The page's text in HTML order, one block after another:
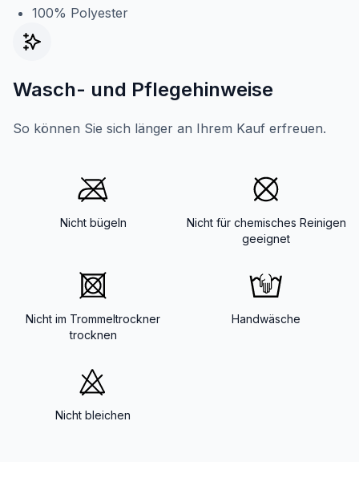
100% Polyester
Wasch- und Pflegehinweise
So können Sie sich länger an Ihrem Kauf erfreuen.
Nicht bügeln
Nicht für chemisches Reinigen
geeignet
Nicht im Trommeltrockner
trocknen
Handwäsche
Nicht bleichen